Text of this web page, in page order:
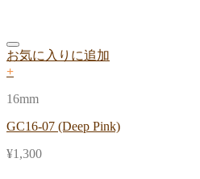
お気に入りに追加
+
16mm
GC16-07 (Deep Pink)
¥1,300